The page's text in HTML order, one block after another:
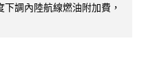
調內陸航線燃油附加費，